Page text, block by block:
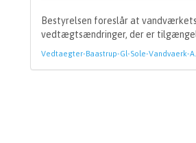
Bestyrelsen foreslår at
vedtægtsændringer, der er
Vedtaegter-Baastrup-Gl-Sole-Vandvaerk-